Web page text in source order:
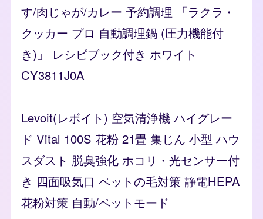
す/肉じゃが/カレー 予約調理 「ラクラ・
クッカー プロ 自動調理鍋 (圧力機能付
き)」 レシピブック付き ホワイト
CY3811J0A
Levoit(レボイト) 空気清浄機 ハイグレー
ド Vital 100S 花粉 21畳 集じん 小型 ハウ
スダスト 脱臭強化 ホコリ・光センサー付
き 四面吸気口 ペットの毛対策 静電HEPA
花粉対策 自動/ペットモード